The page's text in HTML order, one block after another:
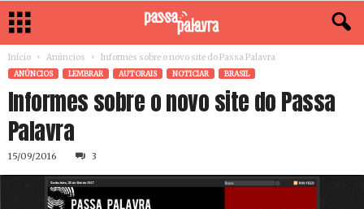
Início Anúncios Informes sobre o novo site do Passa Palavra
ANÚNCIOS LEMBRAR AUTORAIS NOTICIAR BRASIL
Informes sobre o novo site do Passa
Palavra
15/09/2016 3